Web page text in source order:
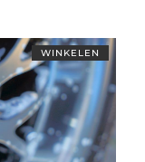
WINKELEN